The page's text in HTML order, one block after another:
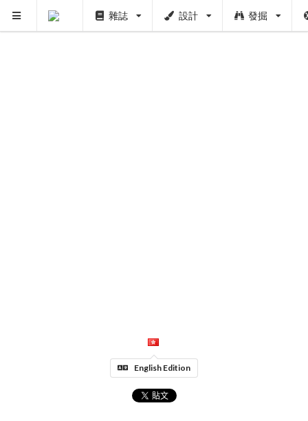
雜誌 設計 發掘
English Edition